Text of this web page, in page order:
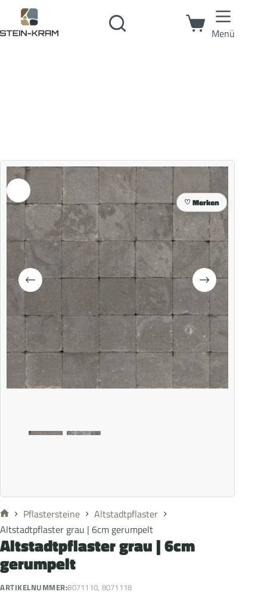
Menü
Merken
Pflastersteine
Altstadtpflaster
Altstadtpflaster grau | 6cm gerumpelt
Altstadtpflaster grau | 6cm
gerumpelt
ARTIKELNUMMER:8071110, 8071118